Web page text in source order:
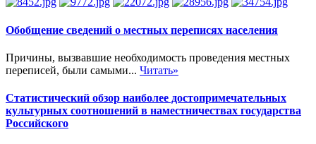
Обобщение сведений о местных переписях населения
Причины, вызвавшие необходимость проведения местных
переписей, были самыми... Читать»
Статистический обзор наиболее достопримечательных
культурных соотношений в наместничествах государства
Российского